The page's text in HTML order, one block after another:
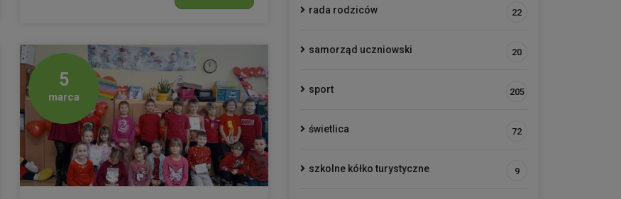
5
marca
rada rodziców 22
samorząd uczniowski 20
sport 205
świetlica 72
szkolne kółko turystyczne 9